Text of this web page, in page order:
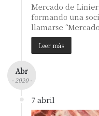
Mercado de
formando una
llamarse
Leer más
Abr
- 2020 -
7 abril